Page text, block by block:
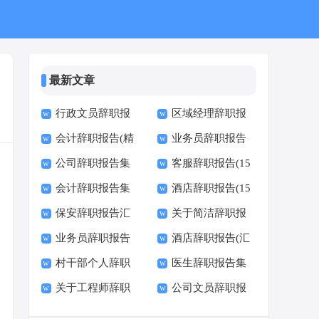
最新文章
行政文员辞职报
告15篇
区域经理辞职报
告
会计辞职报告(精
选15篇)
业务员辞职报告
(通用15篇)
公司辞职报告集
锦15篇
客服辞职报告(15
篇)
会计辞职报告集
合15篇
酒店辞职报告(15
篇)
保安辞职报告汇
编15篇
关于简洁辞职报
告范文
业务员辞职报告
集合15篇
酒店辞职报告(汇
编15篇)
村干部个人辞职
报告
医生辞职报告集
锦15篇
关于工程师辞职 公司文员辞职报